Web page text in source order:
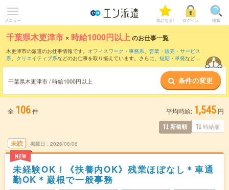
メニュー 気になる! ログイン 検索
千葉県木更津市 × 時給1000円以上のお仕事一覧
木更津市の派遣のお仕事情報です。 オフィスワーク・事務系、 営業・販売・サービス
系、 クリエイティブ系などのお仕事を取り揃えています。さらに、 短期 ・ 単発などの
時給1150円以上・ 1800円以上の求人はこちら
当サイトでは法令を遵守し、最低賃金以上の求人のみを掲載しています。
千葉県木更津市 / 時給1000円以上 条件の変更
全 106件 平均時給: 1,545 円
新着順 時給順
未読
NEW
掲載日 2026/08/06
未経験OK！《扶養内OK》残業ほぼなし＊車通
勤OK＊巌根で一般事務